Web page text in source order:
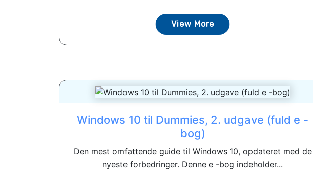
View More
Windows 10 til Dummies, 2. udgave (fuld e -
bog)
Den mest omfattende guide til Windows 10, opdateret med de
nyeste forbedringer. Denne e -bog indeholder...